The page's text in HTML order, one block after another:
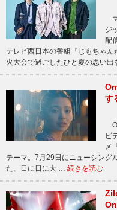
ジ
配
テレビ西日本の番組『じもちゃ
火大会で過ごしたひと夏の思い
す
ビ
メ
テーマ。7月29日にニューシング
た、日に日に大 … 続きを読む